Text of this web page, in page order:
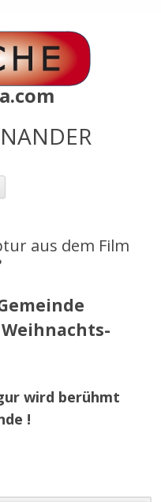
Zum
springen
aus dem Film
wird berühmt
!